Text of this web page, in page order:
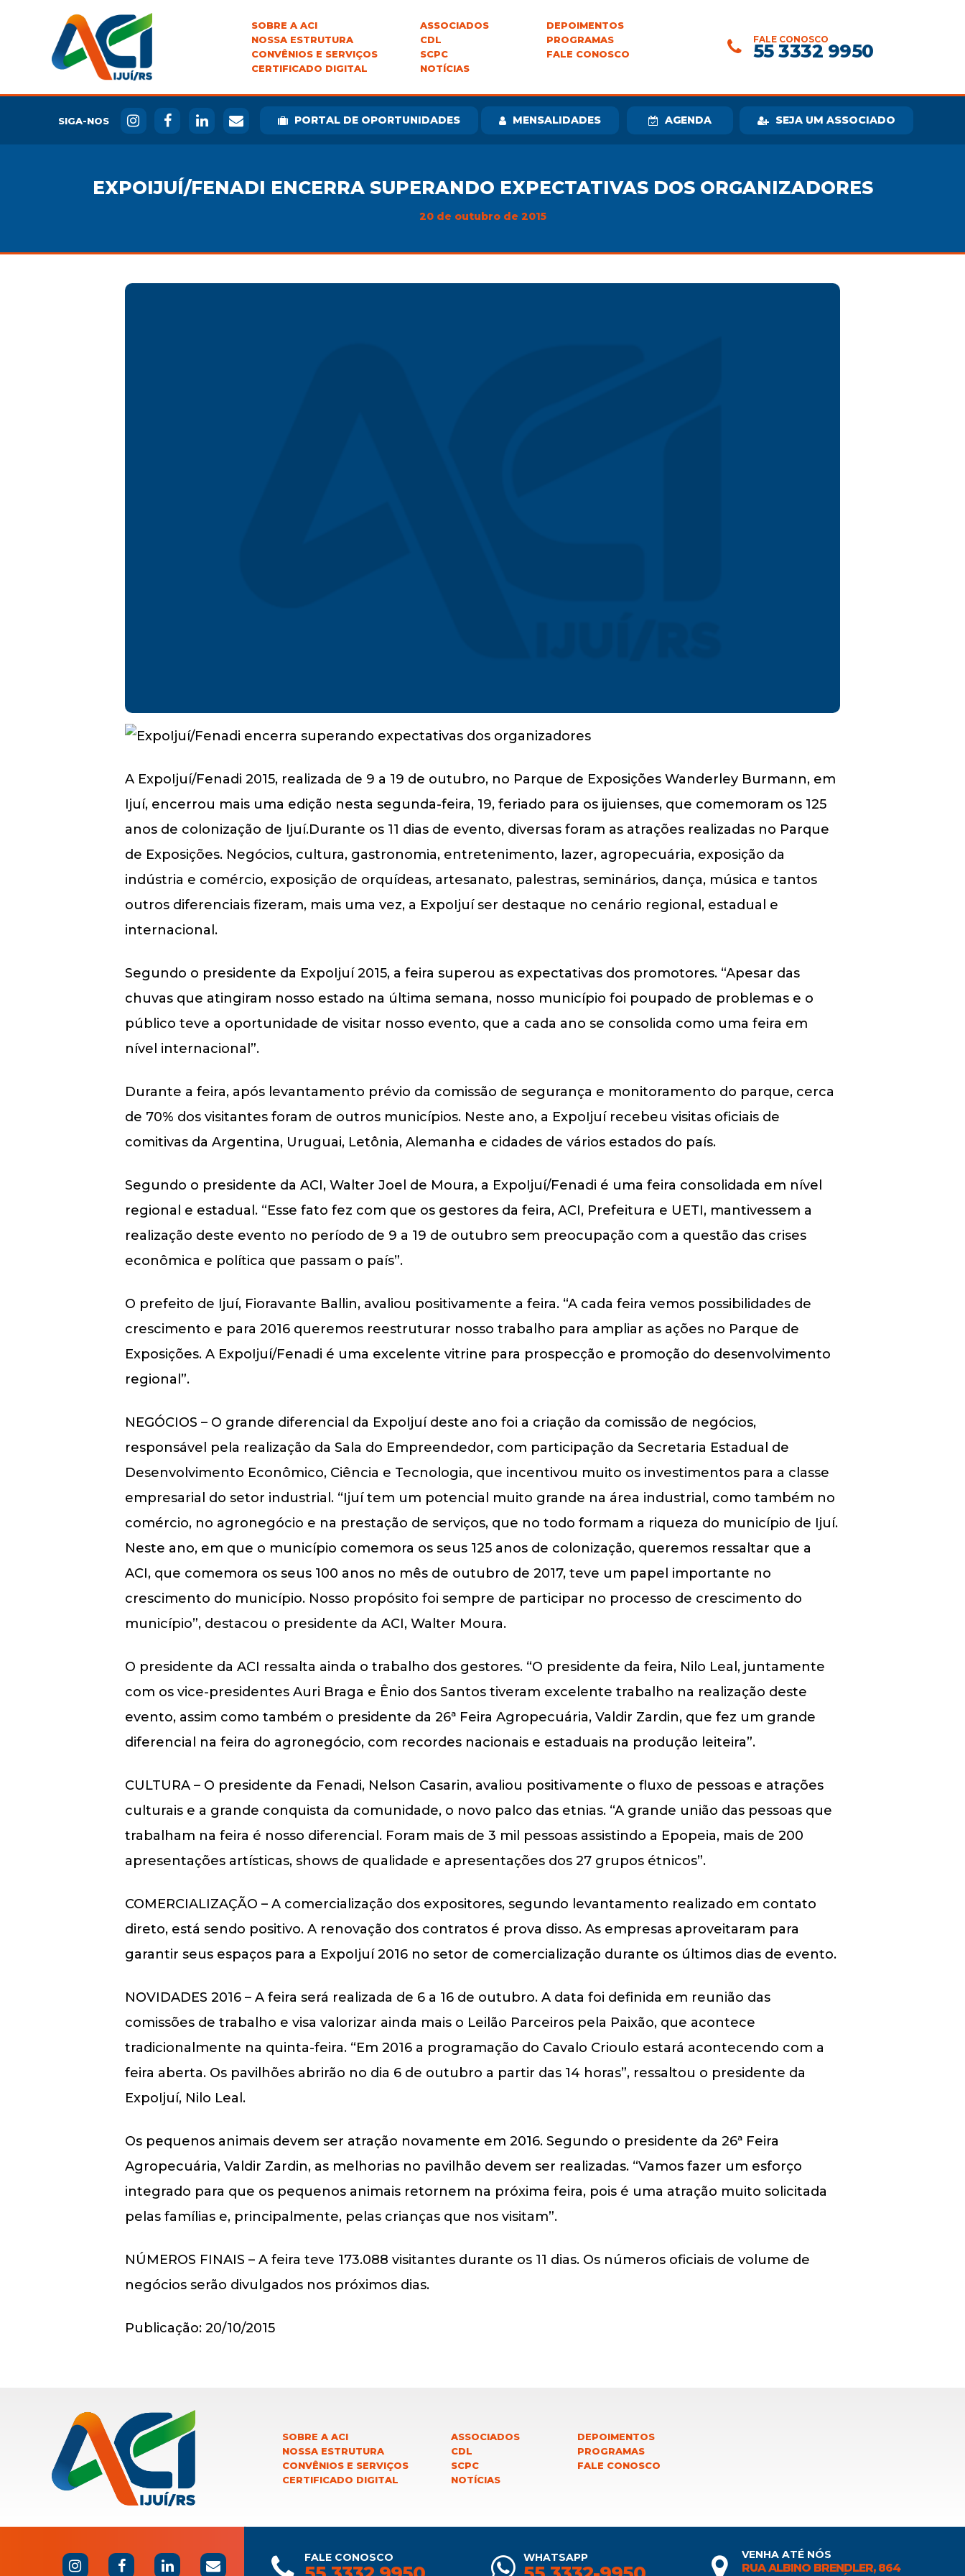
SOBRE A ACI
NOSSA ESTRUTURA
CONVÊNIOS E SERVIÇOS
CERTIFICADO DIGITAL
ASSOCIADOS
CDL
SCPC
NOTÍCIAS
DEPOIMENTOS
PROGRAMAS
FALE CONOSCO
FALE CONOSCO
55 3332 9950
SIGA-NOS PORTAL DE OPORTUNIDADES MENSALIDADES AGENDA SEJA UM ASSOCIADO
EXPOIJUÍ/FENADI ENCERRA SUPERANDO EXPECTATIVAS DOS ORGANIZADORES
20 de outubro de 2015
A ExpoIjuí/Fenadi 2015, realizada de 9 a 19 de outubro, no Parque de Exposições Wanderley Burmann, em
Ijuí, encerrou mais uma edição nesta segunda-feira, 19, feriado para os ijuienses, que comemoram os 125
anos de colonização de Ijuí.Durante os 11 dias de evento, diversas foram as atrações realizadas no Parque
de Exposições. Negócios, cultura, gastronomia, entretenimento, lazer, agropecuária, exposição da
indústria e comércio, exposição de orquídeas, artesanato, palestras, seminários, dança, música e tantos
outros diferenciais fizeram, mais uma vez, a ExpoIjuí ser destaque no cenário regional, estadual e
internacional.
Segundo o presidente da ExpoIjuí 2015, a feira superou as expectativas dos promotores. “Apesar das
chuvas que atingiram nosso estado na última semana, nosso município foi poupado de problemas e o
público teve a oportunidade de visitar nosso evento, que a cada ano se consolida como uma feira em
nível internacional”.
Durante a feira, após levantamento prévio da comissão de segurança e monitoramento do parque, cerca
de 70% dos visitantes foram de outros municípios. Neste ano, a ExpoIjuí recebeu visitas oficiais de
comitivas da Argentina, Uruguai, Letônia, Alemanha e cidades de vários estados do país.
Segundo o presidente da ACI, Walter Joel de Moura, a ExpoIjuí/Fenadi é uma feira consolidada em nível
regional e estadual. “Esse fato fez com que os gestores da feira, ACI, Prefeitura e UETI, mantivessem a
realização deste evento no período de 9 a 19 de outubro sem preocupação com a questão das crises
econômica e política que passam o país”.
O prefeito de Ijuí, Fioravante Ballin, avaliou positivamente a feira. “A cada feira vemos possibilidades de
crescimento e para 2016 queremos reestruturar nosso trabalho para ampliar as ações no Parque de
Exposições. A ExpoIjuí/Fenadi é uma excelente vitrine para prospecção e promoção do desenvolvimento
regional”.
NEGÓCIOS – O grande diferencial da ExpoIjuí deste ano foi a criação da comissão de negócios,
responsável pela realização da Sala do Empreendedor, com participação da Secretaria Estadual de
Desenvolvimento Econômico, Ciência e Tecnologia, que incentivou muito os investimentos para a classe
empresarial do setor industrial. “Ijuí tem um potencial muito grande na área industrial, como também no
comércio, no agronegócio e na prestação de serviços, que no todo formam a riqueza do município de Ijuí.
Neste ano, em que o município comemora os seus 125 anos de colonização, queremos ressaltar que a
ACI, que comemora os seus 100 anos no mês de outubro de 2017, teve um papel importante no
crescimento do município. Nosso propósito foi sempre de participar no processo de crescimento do
município”, destacou o presidente da ACI, Walter Moura.
O presidente da ACI ressalta ainda o trabalho dos gestores. “O presidente da feira, Nilo Leal, juntamente
com os vice-presidentes Auri Braga e Ênio dos Santos tiveram excelente trabalho na realização deste
evento, assim como também o presidente da 26ª Feira Agropecuária, Valdir Zardin, que fez um grande
diferencial na feira do agronegócio, com recordes nacionais e estaduais na produção leiteira”.
CULTURA – O presidente da Fenadi, Nelson Casarin, avaliou positivamente o fluxo de pessoas e atrações
culturais e a grande conquista da comunidade, o novo palco das etnias. “A grande união das pessoas que
trabalham na feira é nosso diferencial. Foram mais de 3 mil pessoas assistindo a Epopeia, mais de 200
apresentações artísticas, shows de qualidade e apresentações dos 27 grupos étnicos”.
COMERCIALIZAÇÃO – A comercialização dos expositores, segundo levantamento realizado em contato
direto, está sendo positivo. A renovação dos contratos é prova disso. As empresas aproveitaram para
garantir seus espaços para a ExpoIjuí 2016 no setor de comercialização durante os últimos dias de evento.
NOVIDADES 2016 – A feira será realizada de 6 a 16 de outubro. A data foi definida em reunião das
comissões de trabalho e visa valorizar ainda mais o Leilão Parceiros pela Paixão, que acontece
tradicionalmente na quinta-feira. “Em 2016 a programação do Cavalo Crioulo estará acontecendo com a
feira aberta. Os pavilhões abrirão no dia 6 de outubro a partir das 14 horas”, ressaltou o presidente da
ExpoIjuí, Nilo Leal.
Os pequenos animais devem ser atração novamente em 2016. Segundo o presidente da 26ª Feira
Agropecuária, Valdir Zardin, as melhorias no pavilhão devem ser realizadas. “Vamos fazer um esforço
integrado para que os pequenos animais retornem na próxima feira, pois é uma atração muito solicitada
pelas famílias e, principalmente, pelas crianças que nos visitam”.
NÚMEROS FINAIS – A feira teve 173.088 visitantes durante os 11 dias. Os números oficiais de volume de
negócios serão divulgados nos próximos dias.
Publicação: 20/10/2015
SOBRE A ACI
NOSSA ESTRUTURA
CONVÊNIOS E SERVIÇOS
CERTIFICADO DIGITAL
ASSOCIADOS
CDL
SCPC
NOTÍCIAS
DEPOIMENTOS
PROGRAMAS
FALE CONOSCO
FALE CONOSCO WHATSAPP VENHA ATÉ NÓS
RUA ALBINO BRENDLER, 864